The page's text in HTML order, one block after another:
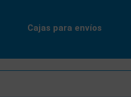
Cajas para envíos